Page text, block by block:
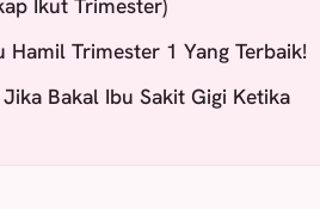
Ikut Trimester)
Trimester 1 Yang Terbaik!
Bakal Ibu Sakit Gigi Ketika